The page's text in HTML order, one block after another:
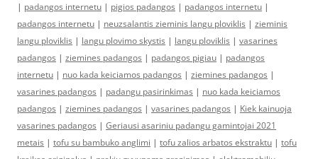
| padangos internetu | pigios padangos | padangos internetu |
padangos internetu | neuzsalantis zieminis langu ploviklis | zieminis
langu ploviklis | langu plovimo skystis | langu ploviklis | vasarines
padangos | ziemines padangos | padangos pigiau | padangos
internetu | nuo kada keiciamos padangos | ziemines padangos |
vasarines padangos | padangu pasirinkimas | nuo kada keiciamos
padangos | ziemines padangos | vasarines padangos | Kiek kainuoja
vasarines padangos | Geriausi asariniu padangu gamintojai 2021
metais | tofu su bambuko anglimi | tofu zalios arbatos ekstraktu | tofu